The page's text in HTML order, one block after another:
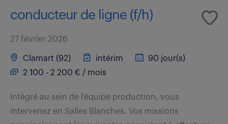
conducteur de ligne (f/h)
27 février 2026
Clamart (92) intérim
90 jour(s)
2 100 - 2 200 € / mois
Intégré au sein de l'équipe production, vous
intervenez en Salles Blanches. Vos missions